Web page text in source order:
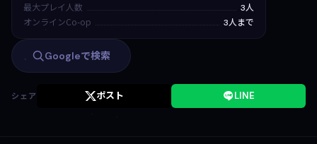
最大プレイ人数 3人
オンラインCo-op 3人まで
Googleで検索
シェア ポスト LINE